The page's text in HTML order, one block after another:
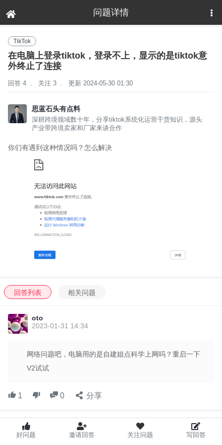
问题详情
下拉刷新
TikTok
在电脑上登录tiktok，登录不上，显示的是tiktok意
外终止了连接
回答 4 . 关注 3 . 更新 2024-05-30 01:30
思蓝石头有点料
深耕跨境领域数十年，分享tiktok系统化运营干货知识，源头
产业带跨境卖家和厂家来谈合作
你们有遇到这种情况吗？怎么解决
回答列表 相关问题
oto
2023-01-31 14:34
网络问题吧，电脑用的是自建姐点科学上网吗？重启一下
V2试试
1 0 分享
I'm Tiktoker 玩家交流微信群
如何专业的玩，
好问题 邀请回答 关注问题 写回答